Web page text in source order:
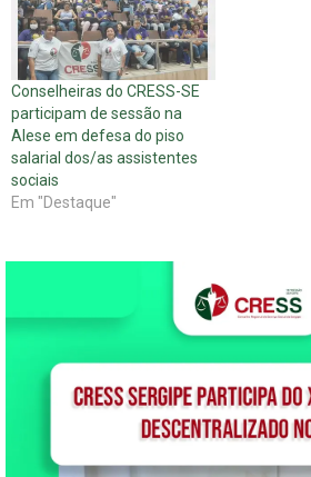
Conselheiras do CRESS-SE
participam de sessão na
Alese em defesa do piso
salarial dos/as assistentes
sociais
Em "Destaque"